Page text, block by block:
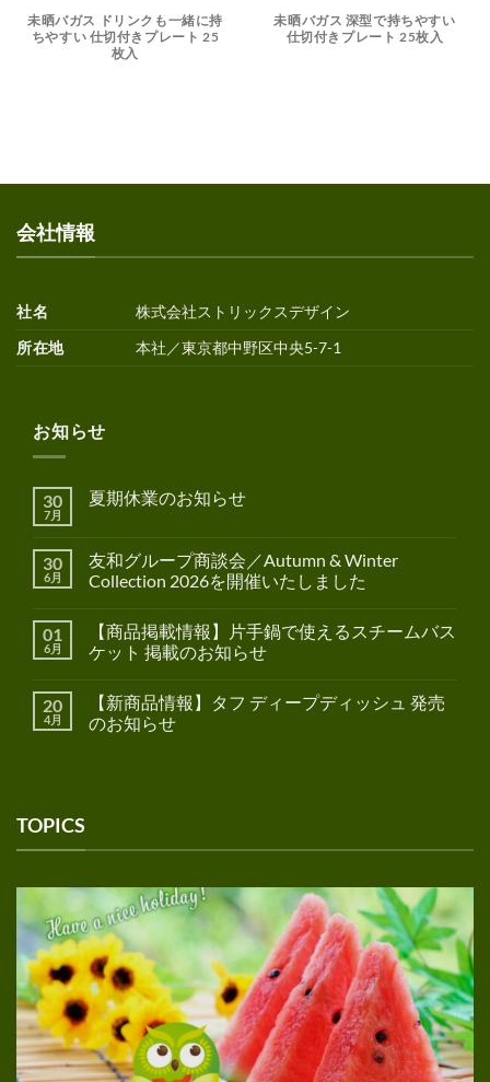
未晒バガス ドリンクも一緒に持
ちやすい 仕切付きプレート 25
枚入
未晒バガス 深型で持ちやすい
仕切付きプレート 25枚入
会社情報
社名
株式会社ストリックスデザイン
所在地
本社／東京都中野区中央5-7-1
お知らせ
30
7月
夏期休業のお知らせ
30
6月
友和グループ商談会／Autumn & Winter
Collection 2026を開催いたしました
01
6月
【商品掲載情報】片手鍋で使えるスチームバス
ケット 掲載のお知らせ
20
4月
【新商品情報】タフ ディープディッシュ 発売
のお知らせ
TOPICS